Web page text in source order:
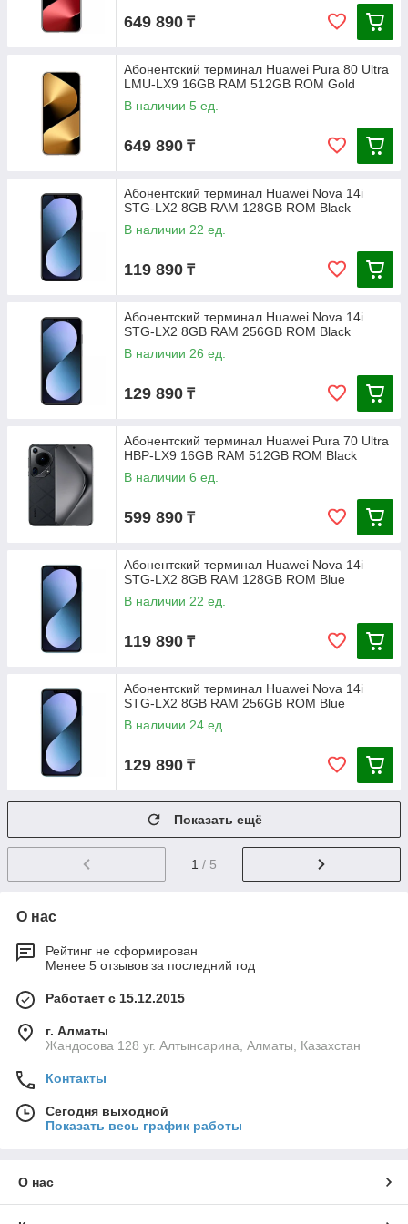
649 890 ₸
Абонентский терминал Huawei Pura 80 Ultra
LMU-LX9 16GB RAM 512GB ROM Gold
В наличии 5 ед.
649 890 ₸
Абонентский терминал Huawei Nova 14i
STG-LX2 8GB RAM 128GB ROM Black
В наличии 22 ед.
119 890 ₸
Абонентский терминал Huawei Nova 14i
STG-LX2 8GB RAM 256GB ROM Black
В наличии 26 ед.
129 890 ₸
Абонентский терминал Huawei Pura 70 Ultra
HBP-LX9 16GB RAM 512GB ROM Black
В наличии 6 ед.
599 890 ₸
Абонентский терминал Huawei Nova 14i
STG-LX2 8GB RAM 128GB ROM Blue
В наличии 22 ед.
119 890 ₸
Абонентский терминал Huawei Nova 14i
STG-LX2 8GB RAM 256GB ROM Blue
В наличии 24 ед.
129 890 ₸
Показать ещё
1 / 5
О нас
Рейтинг не сформирован
Менее 5 отзывов за последний год
Работает с 15.12.2015
г. Алматы
Жандосова 128 уг. Алтынсарина, Алматы, Казахстан
Контакты
Сегодня выходной
Показать весь график работы
О нас